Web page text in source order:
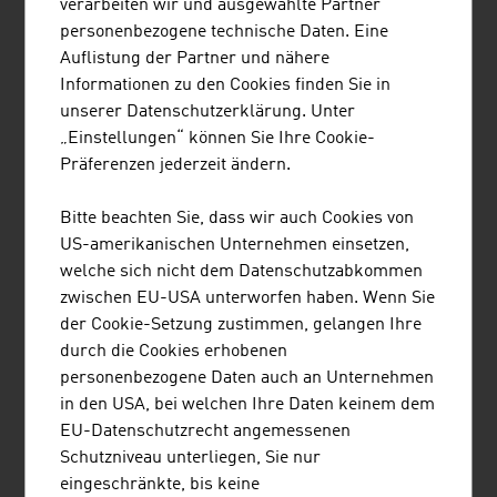
oder Energiesparkonzepte in der Gastronomie und
Hotellerie wichtige Aspekte der Vermarktung
touristischer Angebote.
GEMEINSAM ERFOLGREICH
Die Wettbewerbssituation im Tourismus führt dazu, dass
und Unternehmen wirken für das Wohl der Gäste
zusammen. Von den Gemeinden, die für die Infrastruktur
sorgen, über die Regionen, die ihre Vermarktung
bündeln, bis hin zur Gastronomie und zu den
Veranstaltern, sie alle arbeiten Hand in Hand für die
internationalen Besucherinnen und Besucher.
listen
downloads
DOWNLOADS
verarbeiten wir und ausgewählte Partner
personenbezogene technische Daten. Eine
Auflistung der Partner und nähere
Informationen zu den Cookies finden Sie in
unserer Datenschutzerklärung. Unter
„Einstellungen“ können Sie Ihre Cookie-
Präferenzen jederzeit ändern.
Bitte beachten Sie, dass wir auch Cookies von
US-amerikanischen Unternehmen einsetzen,
welche sich nicht dem Datenschutzabkommen
zwischen EU-USA unterworfen haben. Wenn Sie
der Cookie-Setzung zustimmen, gelangen Ihre
durch die Cookies erhobenen
personenbezogene Daten auch an Unternehmen
in den USA, bei welchen Ihre Daten keinem dem
EU-Datenschutzrecht angemessenen
Schutzniveau unterliegen, Sie nur
eingeschränkte, bis keine